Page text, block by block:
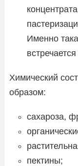
Именно
Химический
образом:
сахароза,
пектины;